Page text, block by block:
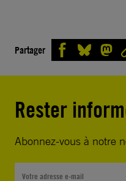
Partager
Rester
Abonnez-vous à notre